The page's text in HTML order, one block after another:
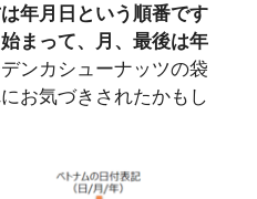
年月日という順番です
まって、月、最後は年
ンカシューナッツの袋
お気づきされたかもし